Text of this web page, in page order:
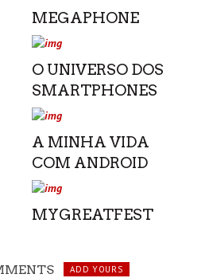
MEGAPHONE
O UNIVERSO DOS
SMARTPHONES
A MINHA VIDA
COM ANDROID
MYGREATFEST
ADD YOURS